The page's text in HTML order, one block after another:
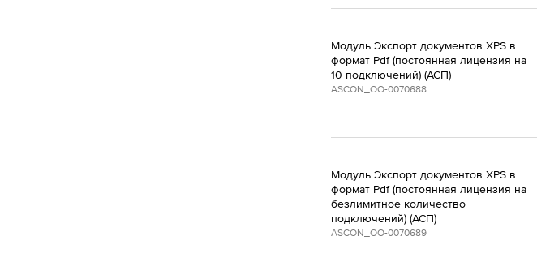
Модуль Экспорт документов XPS в
формат Pdf (постоянная лицензия на
10 подключений) (АСП)
ASCON_ОО-0070688
Модуль Экспорт документов XPS в
формат Pdf (постоянная лицензия на
безлимитное количество
подключений) (АСП)
ASCON_ОО-0070689